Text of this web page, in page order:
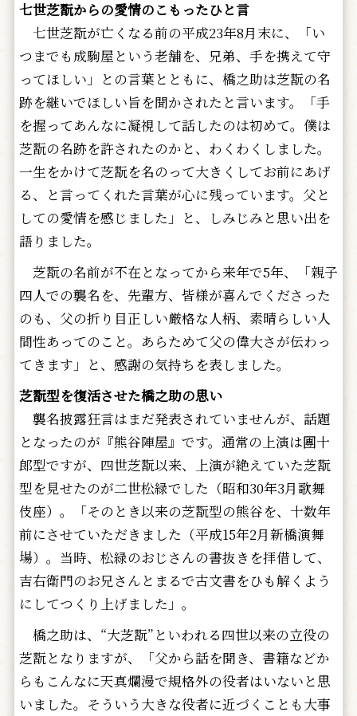
七世芝翫からの愛情のこもったひと言
七世芝翫が亡くなる前の平成23年8月末に、「い
つまでも成駒屋という老舗を、兄弟、手を携えて守
ってほしい」との言葉とともに、橋之助は芝翫の名
跡を継いでほしい旨を聞かされたと言います。「手
を握ってあんなに凝視して話したのは初めて。僕は
芝翫の名跡を許されたのかと、わくわくしました。
一生をかけて芝翫を名のって大きくしてお前にあげ
る、と言ってくれた言葉が心に残っています。父と
しての愛情を感じました」と、しみじみと思い出を
語りました。
芝翫の名前が不在となってから来年で5年、「親子
四人での襲名を、先輩方、皆様が喜んでくださった
のも、父の折り目正しい厳格な人柄、素晴らしい人
間性あってのこと。あらためて父の偉大さが伝わっ
てきます」と、感謝の気持ちを表しました。
芝翫型を復活させた橋之助の思い
襲名披露狂言はまだ発表されていませんが、話題
となったのが『熊谷陣屋』です。通常の上演は團十
郎型ですが、四世芝翫以来、上演が絶えていた芝翫
型を見せたのが二世松緑でした（昭和30年3月歌舞
伎座）。「そのとき以来の芝翫型の熊谷を、十数年
前にさせていただきました（平成15年2月新橋演舞
場）。当時、松緑のおじさんの書抜きを拝借して、
吉右衛門のお兄さんとまるで古文書をひも解くよう
にしてつくり上げました」。
橋之助は、“大芝翫”といわれる四世以来の立役の
芝翫となりますが、「父から話を聞き、書籍などか
らもこんなに天真爛漫で規格外の役者はいないと思
いました。そういう大きな役者に近づくことも大事